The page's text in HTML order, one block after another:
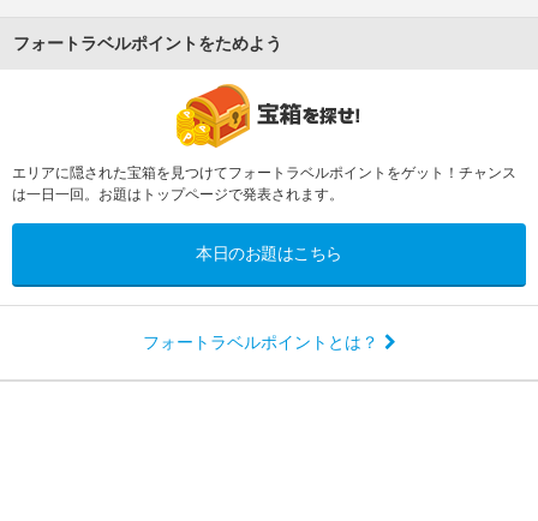
フォートラベルポイントをためよう
エリアに隠された宝箱を見つけてフォートラベルポイントをゲット！チャンス
は一日一回。お題はトップページで発表されます。
本日のお題はこちら
フォートラベルポイントとは？